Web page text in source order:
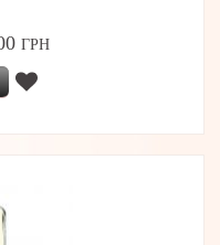
ГРН